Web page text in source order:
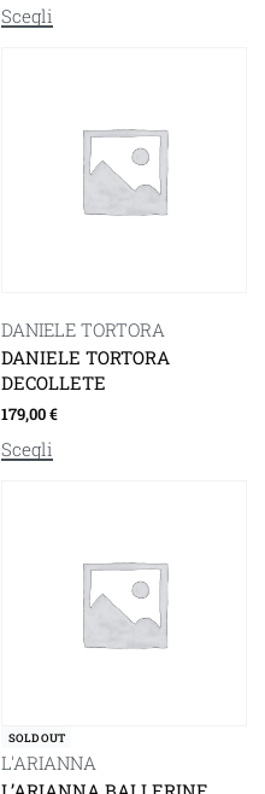
Scegli
DANIELE TORTORA
DANIELE TORTORA
DECOLLETE
179,00€
Scegli
SOLD OUT
L'ARIANNA